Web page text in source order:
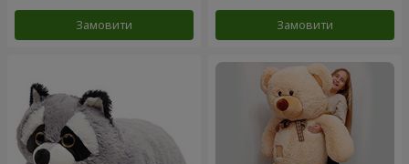
Замовити Замовити